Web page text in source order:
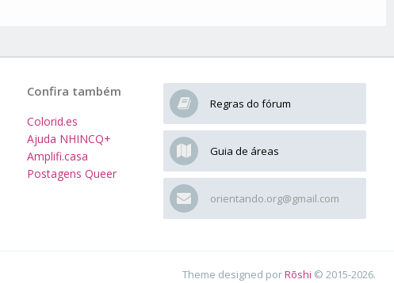
Regras do fórum
Guia de áreas
orientando.org@gmail.com
Confira também
Colorid.es
Ajuda NHINCQ+
Amplifi.casa
Postagens Queer
Theme designed porRōshi © 2015-2026.